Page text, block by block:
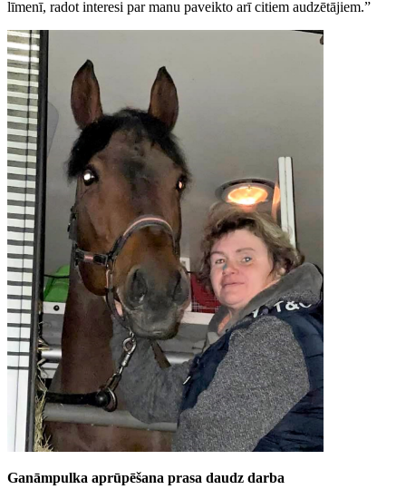
līmenī, radot interesi par manu paveikto arī citiem audzētājiem.”
Ganāmpulka aprūpēšana prasa daudz darba